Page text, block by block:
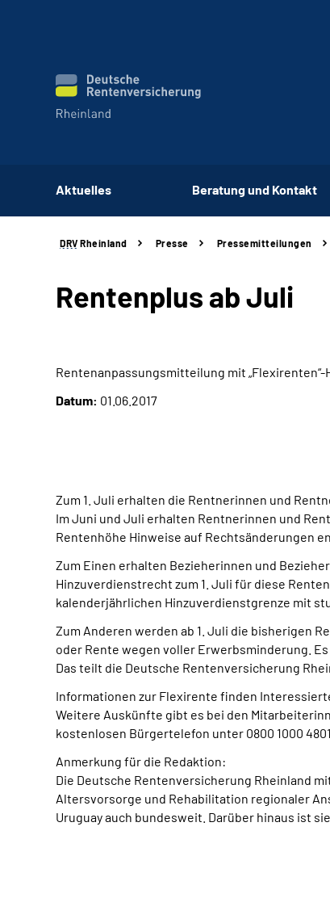
Aktuelles Beratung und Kontakt
DRV Rheinland Presse Pressemitteilungen
Rentenplus ab Juli
Rentenanpassungsmitteilung mit „Flexirenten“-
Datum: 01.06.2017
Zum 1. Juli erhalten die Rentnerinnen und
Im Juni und Juli erhalten Rentnerinnen und
Rentenhöhe Hinweise auf Rechtsänderungen
Zum Einen erhalten Bezieherinnen und
Hinzuverdienstrecht zum 1. Juli für diese
kalenderjährlichen Hinzuverdienstgrenze mit
Zum Anderen werden ab 1. Juli die bisherigen
oder Rente wegen voller Erwerbsminderung.
Das teilt die Deutsche Rentenversicherung
Informationen zur Flexirente finden
Weitere Auskünfte gibt es bei den
kostenlosen Bürgertelefon unter 0800 1000
Anmerkung für die Redaktion:
Die Deutsche Rentenversicherung Rheinland
Altersvorsorge und Rehabilitation regionaler
Uruguay auch bundesweit. Darüber hinaus ist